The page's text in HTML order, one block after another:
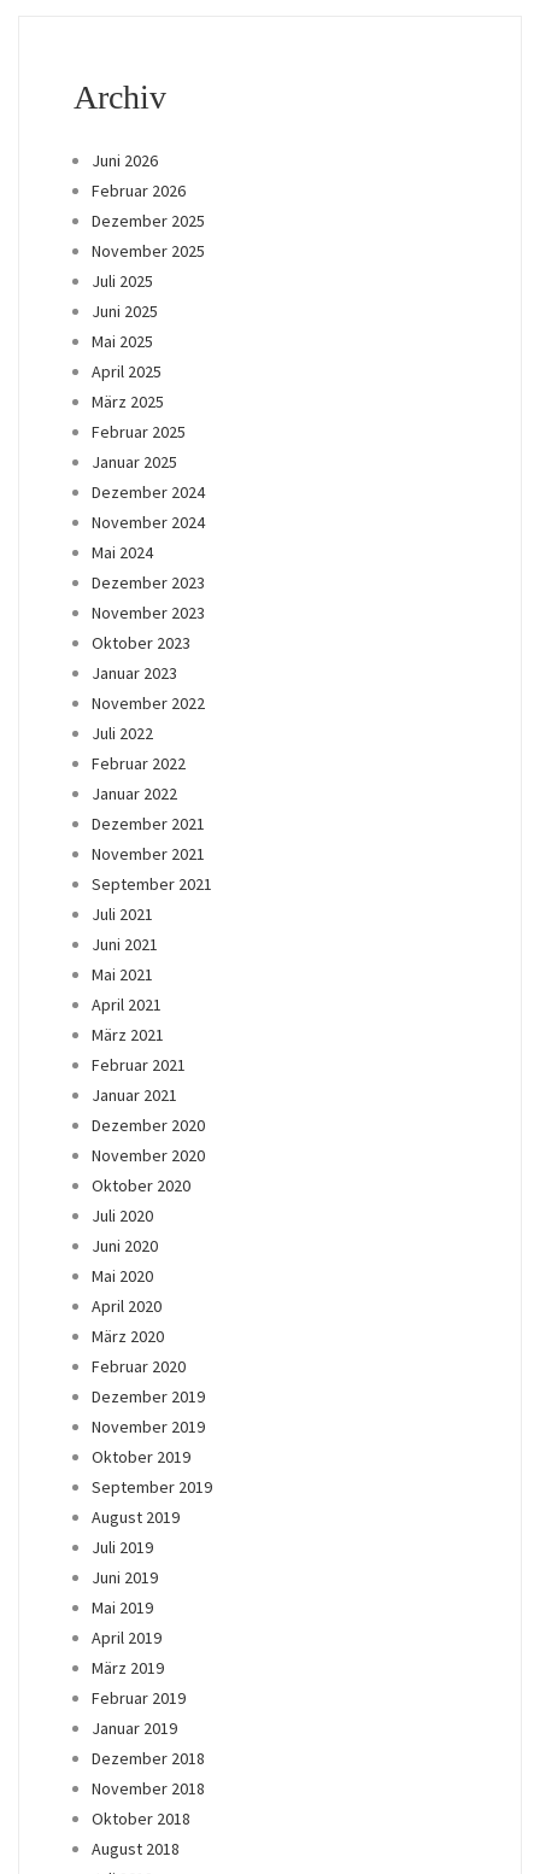
Archiv
Juni 2026
Februar 2026
Dezember 2025
November 2025
Juli 2025
Juni 2025
Mai 2025
April 2025
März 2025
Februar 2025
Januar 2025
Dezember 2024
November 2024
Mai 2024
Dezember 2023
November 2023
Oktober 2023
Januar 2023
November 2022
Juli 2022
Februar 2022
Januar 2022
Dezember 2021
November 2021
September 2021
Juli 2021
Juni 2021
Mai 2021
April 2021
März 2021
Februar 2021
Januar 2021
Dezember 2020
November 2020
Oktober 2020
Juli 2020
Juni 2020
Mai 2020
April 2020
März 2020
Februar 2020
Dezember 2019
November 2019
Oktober 2019
September 2019
August 2019
Juli 2019
Juni 2019
Mai 2019
April 2019
März 2019
Februar 2019
Januar 2019
Dezember 2018
November 2018
Oktober 2018
August 2018